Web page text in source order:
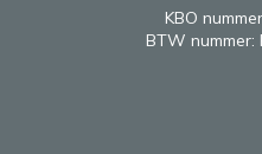
KBO
BTW nummer: